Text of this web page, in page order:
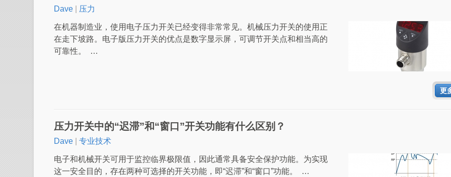
Dave 压力
在机器制造业，使用电子压力开关已经变得非常常见。机械压力开关的使用正
在走下坡路。电子版压力开关的优点是数字显示屏，可调节开关点和相当高的
可靠性。 …
更
压力开关中的“迟滞”和“窗口”开关功能有什么区别？
Dave 专业技术
电子和机械开关可用于监控临界极限值，因此通常具备安全保护功能。为实现
这一安全目的，存在两种可选择的开关功能，即“迟滞”和“窗口”功能。 …